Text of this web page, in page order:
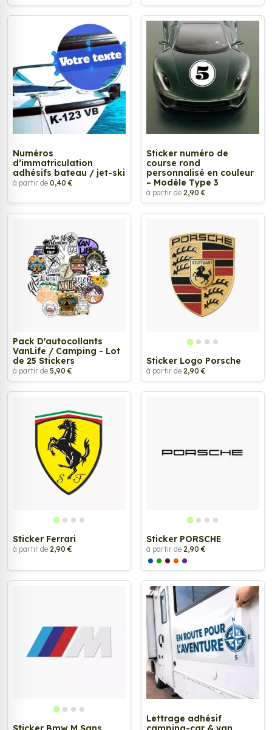
Numéros
d’immatriculation
adhésifs bateau / jet-ski
à partir de 0,40 €
Sticker numéro de
course rond
personnalisé en couleur
– Modèle Type 3
à partir de 2,90 €
Pack D'autocollants
VanLife / Camping - Lot
de 25 Stickers
à partir de 5,90 €
Sticker Logo Porsche
à partir de 2,90 €
Sticker Ferrari
à partir de 2,90 €
Sticker PORSCHE
à partir de 2,90 €
Lettrage adhésif